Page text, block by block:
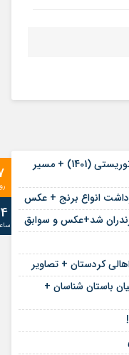
نقشه گردشگری مازندران و جاذبه های توریستی (1401) + مسیر
انواع برنج + عکس
شد+عکس و سوابق
باستان شناسان +